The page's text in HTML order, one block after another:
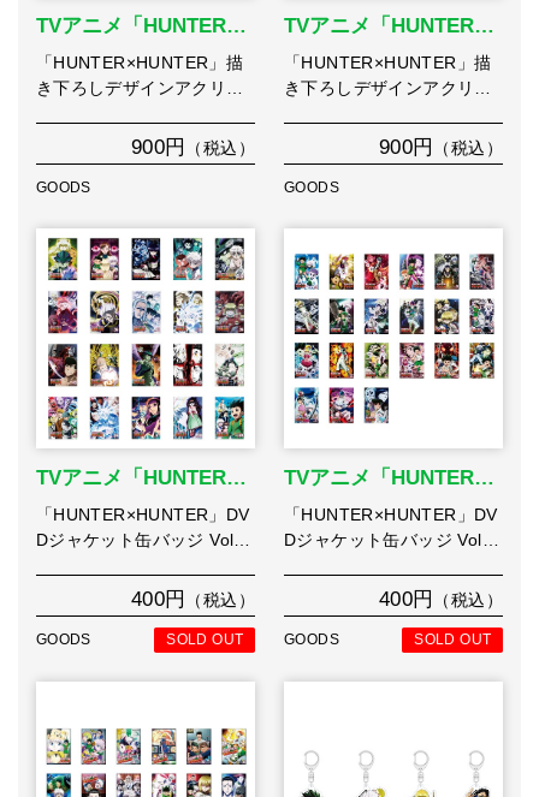
TVアニメ「HUNTER…
「HUNTER×HUNTER」描
き下ろしデザインアクリ…
900円 （税込）
GOODS
TVアニメ「HUNTER…
「HUNTER×HUNTER」描
き下ろしデザインアクリ…
900円 （税込）
GOODS
TVアニメ「HUNTER…
「HUNTER×HUNTER」DV
Dジャケット缶バッジ Vol…
400円 （税込）
GOODS SOLD OUT
TVアニメ「HUNTER…
「HUNTER×HUNTER」DV
Dジャケット缶バッジ Vol…
400円 （税込）
GOODS SOLD OUT